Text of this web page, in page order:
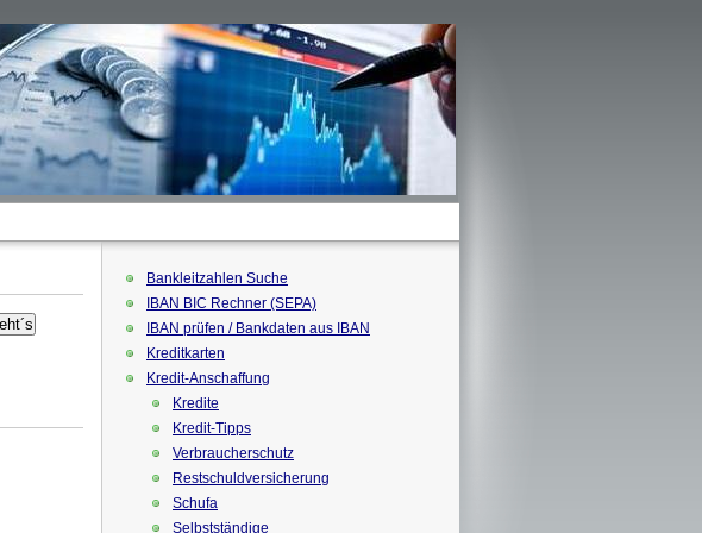
Bankleitzahlen Suche
IBAN BIC Rechner (SEPA)
IBAN prüfen / Bankdaten aus IBAN
Kreditkarten
Kredit-Anschaffung
Kredite
Kredit-Tipps
Verbraucherschutz
Restschuldversicherung
Schufa
Selbstständige